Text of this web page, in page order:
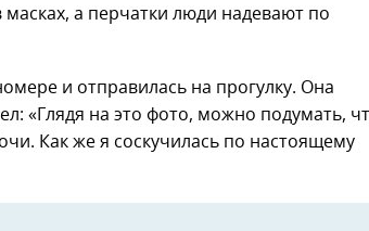
а перчатки люди надевают по
и отправилась на прогулку. Она
«Глядя на это фото, можно подумать,
Как же я соскучилась по настоящему